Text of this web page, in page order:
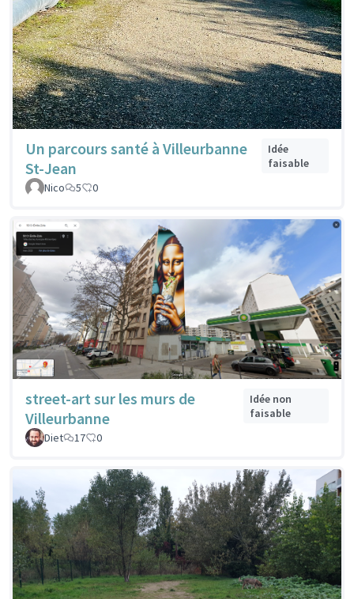
Un parcours santé à Villeurbanne
St-Jean
Idée
faisable
Nico
5 0
street-art sur les murs de
Villeurbanne
Idée non
faisable
Diet
17 0